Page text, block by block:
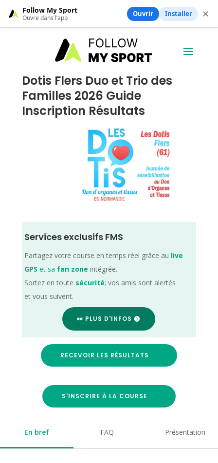
Dotis Flers Duo et Trio des
Familles 2026 Guide
Inscription Résultats
Services exclusifs FMS
Partagez votre course en temps réel grâce au live
GPS et sa fan zone intégrée.
Sortez en toute sécurité; vos amis sont alertés
et vous suivent.
👀 PLUS D'INFOS
RECEVOIR LES RÉSULTATS
S'INSCRIRE À LA COURSE
En bref FAQ Présentation
Follow My Sport
Ouvre dans l’app Ouvrir Installer ✕